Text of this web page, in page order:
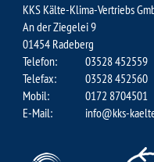
KKS Kälte-Klima-Vertriebs
An der Ziegelei 9
01454 Radeberg
Telefon:
03528 452559
Telefax:
03528 452560
Mobil:
0172 8704501
E-Mail:
info@kks-